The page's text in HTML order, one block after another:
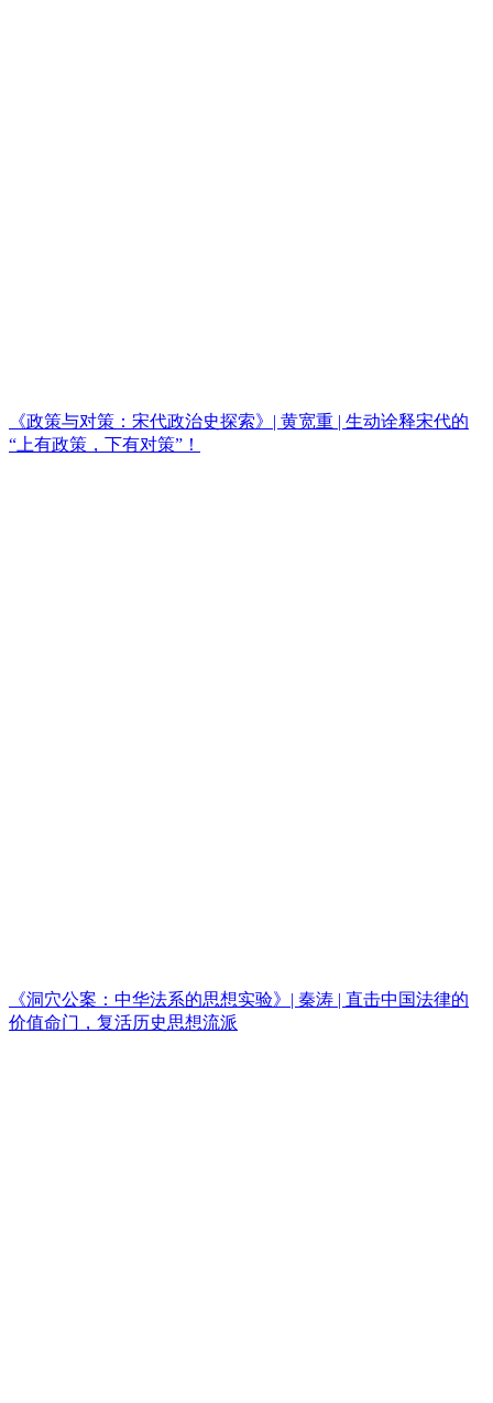
《政策与对策：宋代政治史探索》| 黄宽重 | 生动诠释宋代的
“上有政策，下有对策”！
《洞穴公案：中华法系的思想实验》| 秦涛 | 直击中国法律的
价值命门，复活历史思想流派